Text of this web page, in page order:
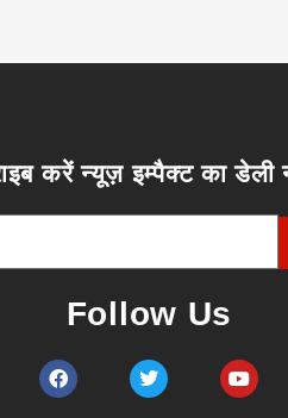
करें न्यूज़ इम्पैक्ट का डेली
Follow Us
F
a
c
T
w
i
Y
o
u